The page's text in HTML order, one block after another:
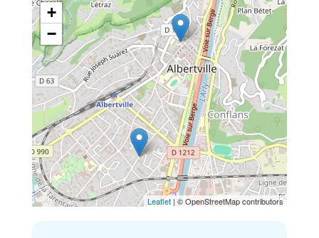
+
−
Leaflet | © OpenStreetMap contributors